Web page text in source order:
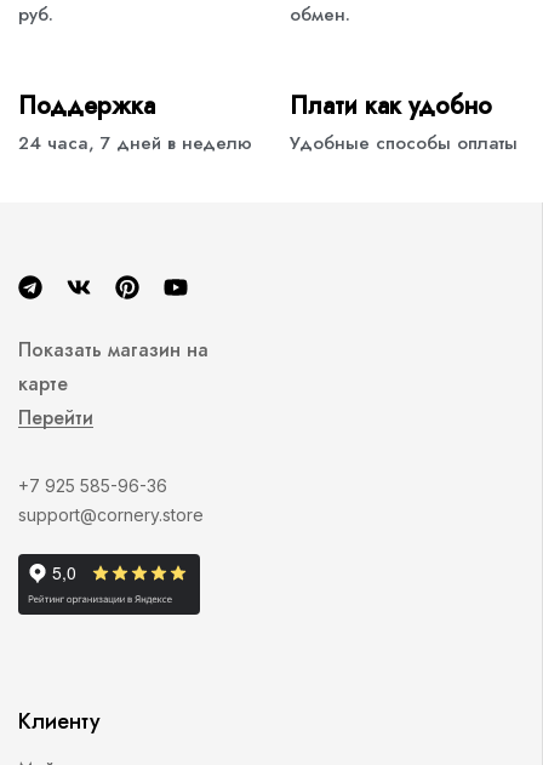
руб.
обмен.
Поддержка
24 часа, 7 дней в неделю
Плати как удобно
Удобные способы оплаты
Показать магазин на
карте
Перейти
+7 925 585-96-36
support@cornery.store
Клиенту